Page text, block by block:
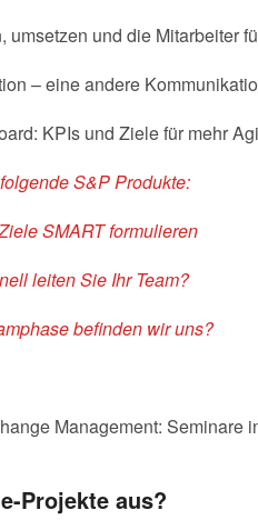
umsetzen und die Mitarbeiter
– eine andere
KPIs und Ziele für mehr
S&P Produkte:
SMART formulieren
leiten Sie Ihr Team?
befinden wir uns?
Management: Seminare
Projekte aus?